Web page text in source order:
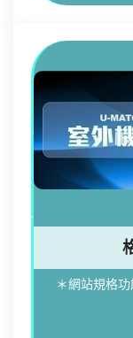
＊網站規格